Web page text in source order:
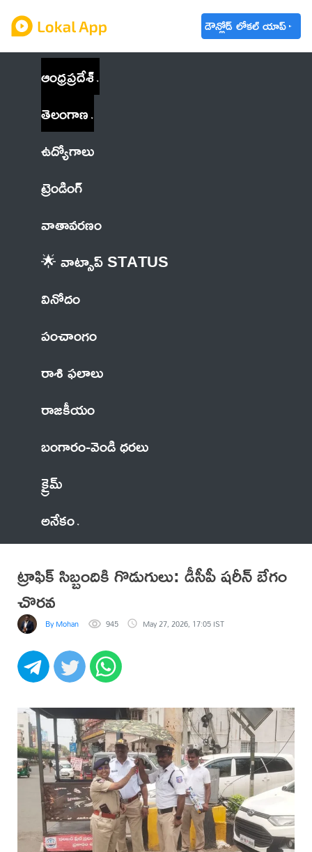
డౌన్లోడ్ లోకల్ యాప్
ఆంధ్రప్రదేశ్
తెలంగాణ
ఉద్యోగాలు
ట్రెండింగ్
వాతావరణం
🌟 వాట్సాప్ STATUS
వినోదం
పంచాంగం
రాశి ఫలాలు
రాజకీయం
బంగారం-వెండి ధరలు
క్రైమ్
అనేకం
ట్రాఫిక్ సిబ్బందికి గొడుగులు: డీసీపీ షరీన్ బేగం
చొరవ
By Mohan 945 May 27, 2026, 17:05 IST